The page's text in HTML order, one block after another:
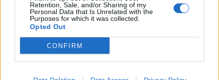
Retention, Sale, and/or Sharing of my
Personal Data that Is Unrelated with the
Purposes for which it was collected.
Opted Out
CONFIRM
Últimas Notícias